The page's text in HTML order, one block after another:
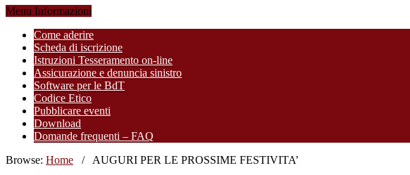
Menu Informazioni
Come aderire
Scheda di iscrizione
Istruzioni Tesseramento on-line
Assicurazione e denuncia sinistro
Software per le BdT
Codice Etico
Pubblicare eventi
Download
Domande frequenti – FAQ
Browse: Home / AUGURI PER LE PROSSIME FESTIVITA’